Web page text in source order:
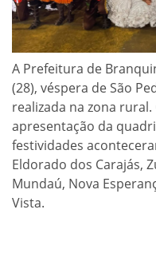
A Prefeitura de
(28), véspera de São
realizada na zona
apresentação da
festividades
Eldorado dos Carajás,
Mundaú, Nova
Vista.